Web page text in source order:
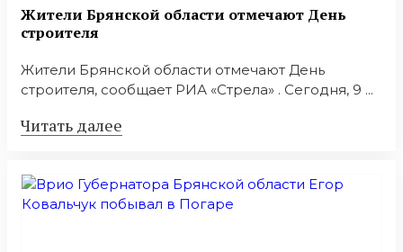
Жители Брянской области отмечают День
строителя
Жители Брянской области отмечают День
строителя, сообщает РИА «Стрела» . Сегодня, 9 ...
Читать далее